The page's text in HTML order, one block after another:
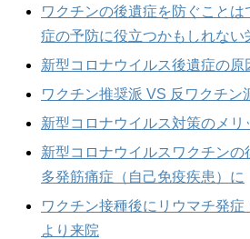
ワクチンの後遺症を防ぐこと
症の予防に役立つかもしれない
新型コロナウイルス後遺症の原
ワクチン推奨派 VS 反ワクチン
新型コロナウイルス対策のメリ
新型コロナウイルスワクチンの
多発筋痛症（自己免疫疾患）に
ワクチン接種後にリウマチ発
より来院